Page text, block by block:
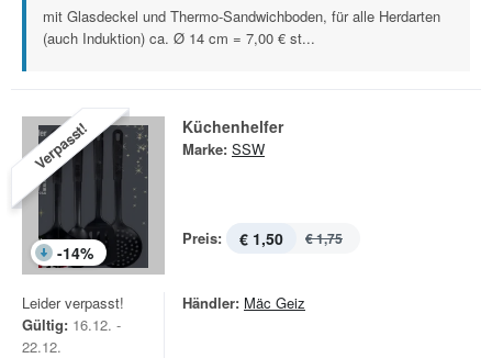
mit Glasdeckel und Thermo-Sandwichboden, für alle Herdarten
(auch Induktion) ca. Ø 14 cm = 7,00 € st...
Verpasst!
-14%
Küchenhelfer
Marke: SSW
Preis: € 1,50 € 1,75
Leider verpasst!
Gültig: 16.12. -
22.12.
Händler: Mäc Geiz